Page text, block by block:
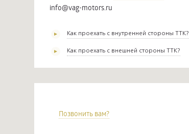
info@vag-motors.ru
Как проехать с внутренней стороны ТТК?
Как проехать с внешней стороны ТТК?
Позвонить вам?